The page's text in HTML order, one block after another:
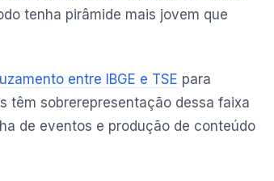
tenha pirâmide mais jovem que
entre IBGE e TSE para
têm sobrerepresentação dessa faixa
de eventos e produção de conteúdo